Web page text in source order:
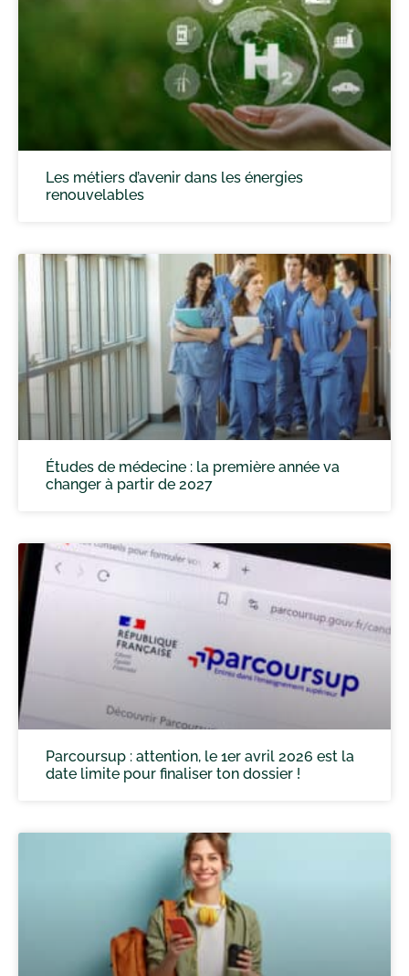
Les métiers d’avenir dans les énergies
renouvelables
Études de médecine : la première année va
changer à partir de 2027
Parcoursup : attention, le 1er avril 2026 est la
date limite pour finaliser ton dossier !